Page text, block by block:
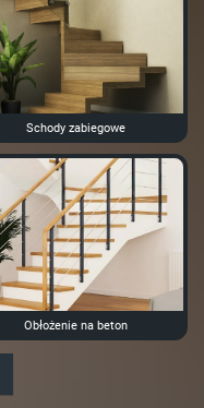
Schody zabiegowe
Obłożenie na beton